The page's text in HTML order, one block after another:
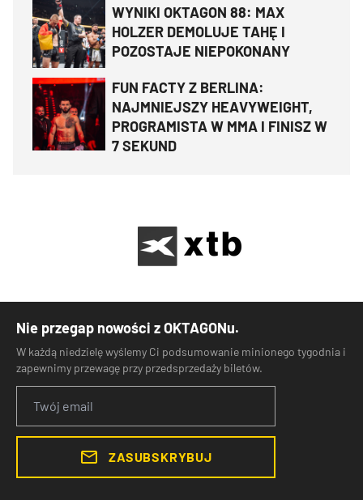
WYNIKI OKTAGON 88: MAX
HOLZER DEMOLUJE TAHĘ I
POZOSTAJE NIEPOKONANY
FUN FACTY Z BERLINA:
NAJMNIEJSZY HEAVYWEIGHT,
PROGRAMISTA W MMA I FINISZ W
7 SEKUND
Nie przegap nowości z OKTAGONu.
W każdą niedzielę wyślemy Ci podsumowanie minionego tygodnia i
zapewnimy przewagę przy przedsprzedaży biletów.
ZASUBSKRYBUJ